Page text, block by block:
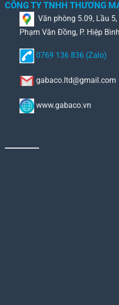
CÔNG TY TNHH THƯƠNG
Văn phòng 5.09, Lầu
Phạm Văn Đồng, P. Hiệp
0769 136 836 (Zalo)
gabaco.ltd@gmail.com
www.gabaco.vn